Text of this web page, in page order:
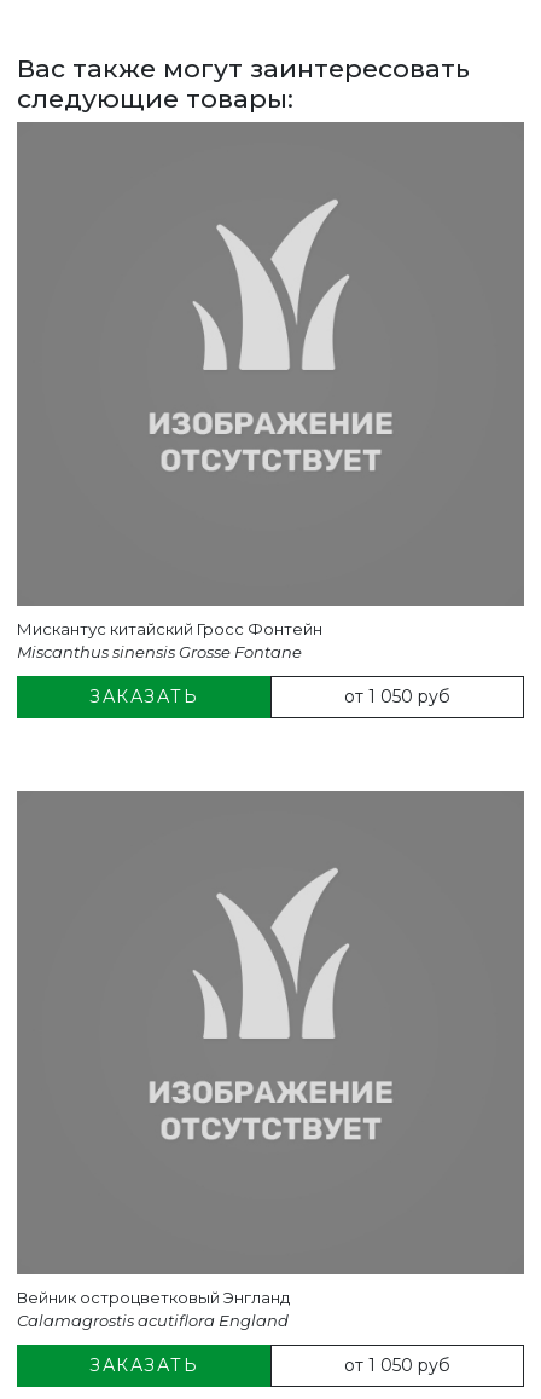
ЗАДАТЬ ВОПРОС
Вас также могут заинтересовать
следующие товары:
Мискантус китайский Гросс Фонтейн
Miscanthus sinensis Grosse Fontane
ЗАКАЗАТЬ от 1 050 руб
Вейник остроцветковый Энгланд
Calamagrostis acutiflora England
ЗАКАЗАТЬ от 1 050 руб